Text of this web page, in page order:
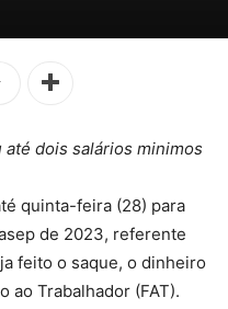
dois salários minimos
quinta-feira (28) para
de 2023, referente
feito o saque, o dinheiro
ao Trabalhador (FAT).